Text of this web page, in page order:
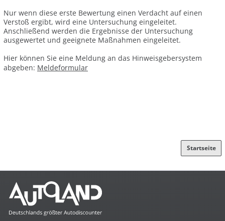
Nur wenn diese erste Bewertung einen Verdacht auf einen
Verstoß ergibt, wird eine Untersuchung eingeleitet.
Anschließend werden die Ergebnisse der Untersuchung
ausgewertet und geeignete Maßnahmen eingeleitet.
Hier können Sie eine Meldung an das Hinweisgebersystem
abgeben: Meldeformular
Startseite